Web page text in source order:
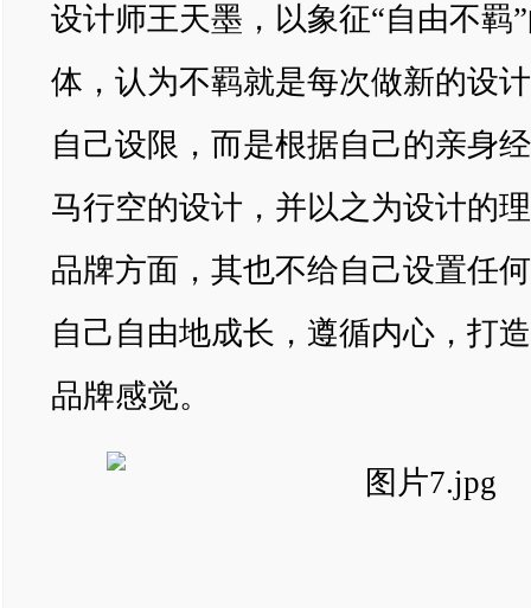
设计师王天墨，以象征“自由不羁
体，认为不羁就是每次做新的设
自己设限，而是根据自己的亲身
马行空的设计，并以之为设计的
品牌方面，其也不给自己设置任
自己自由地成长，遵循内心，打
品牌感觉。